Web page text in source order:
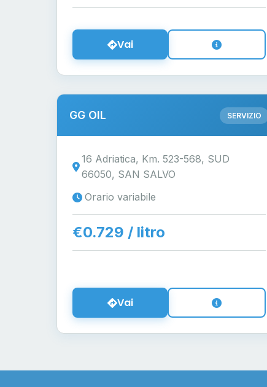
Vai
GG OIL SERVIZIO
16 Adriatica, Km. 523-568, SUD
66050, SAN SALVO
Orario variabile
€0.729 / litro
Vai